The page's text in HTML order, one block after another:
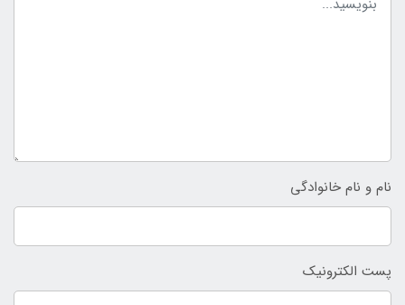
نام و نام خانوادگی
پست الکترونیک